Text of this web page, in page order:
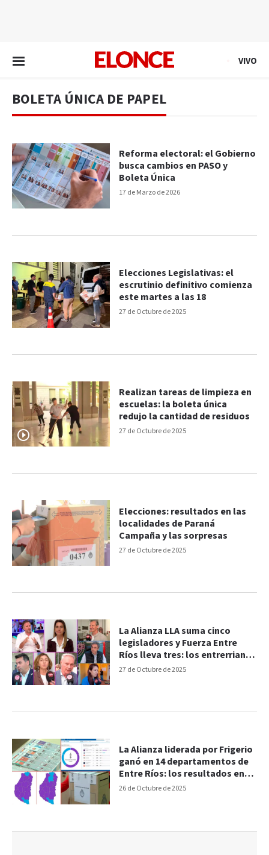
VIVO
BOLETA ÚNICA DE PAPEL
17 de Marzo de 2026
Reforma electoral: el Gobierno
busca cambios en PASO y
Boleta Única
27 de Octubre de 2025
Elecciones Legislativas: el
escrutinio definitivo comienza
este martes a las 18
27 de Octubre de 2025
Realizan tareas de limpieza en
escuelas: la boleta única
redujo la cantidad de residuos
27 de Octubre de 2025
Elecciones: resultados en las
localidades de Paraná
Campaña y las sorpresas
27 de Octubre de 2025
La Alianza LLA suma cinco
legisladores y Fuerza Entre
Ríos lleva tres: los entrerrianos
que llegan al Congreso
26 de Octubre de 2025
La Alianza liderada por Frigerio
ganó en 14 departamentos de
Entre Ríos: los resultados en
cada uno